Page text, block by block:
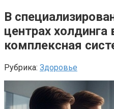
В
центрах холдинга
комплексная
Рубрика: Здоровье